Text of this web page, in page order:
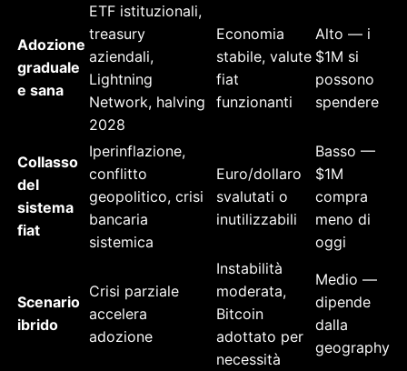
Adozione
graduale
e sana
ETF istituzionali,
treasury
aziendali,
Lightning
Network, halving
2028
Economia
stabile, valute
fiat
funzionanti
Alto — i
$1M si
possono
spendere
Collasso
del
sistema
fiat
Iperinflazione,
conflitto
geopolitico, crisi
bancaria
sistemica
Euro/dollaro
svalutati o
inutilizzabili
Basso —
$1M
compra
meno di
oggi
Scenario
ibrido
Crisi parziale
accelera
adozione
Instabilità
moderata,
Bitcoin
adottato per
necessità
Medio —
dipende
dalla
geography